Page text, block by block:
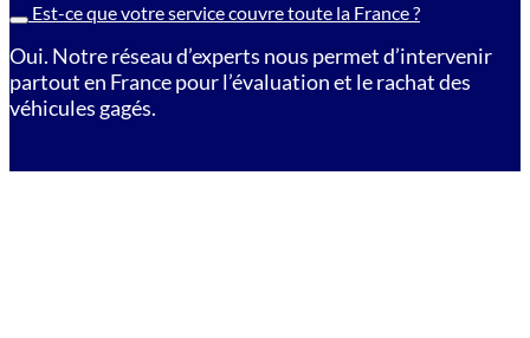
Est-ce que votre service couvre toute la France ?
Oui. Notre réseau d’experts nous permet d’intervenir
partout en France pour l’évaluation et le rachat des
véhicules gagés.